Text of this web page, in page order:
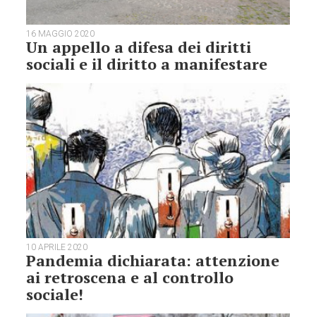
16 MAGGIO 2020
Un appello a difesa dei diritti
sociali e il diritto a manifestare
10 APRILE 2020
Pandemia dichiarata: attenzione
ai retroscena e al controllo
sociale!